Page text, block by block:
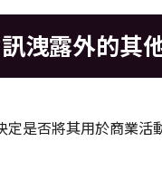
洩露外的其
是否將其用於商業活